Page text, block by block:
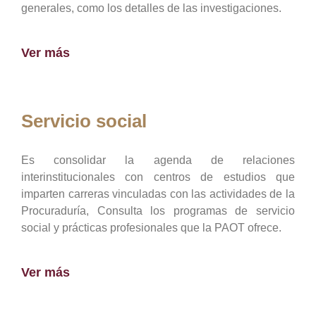
generales, como los detalles de las investigaciones.
Ver más
Servicio social
Es consolidar la agenda de relaciones
interinstitucionales con centros de estudios que
imparten carreras vinculadas con las actividades de la
Procuraduría, Consulta los programas de servicio
social y prácticas profesionales que la PAOT ofrece.
Ver más